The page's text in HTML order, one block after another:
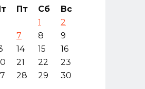
Пт Сб
Вс
1
2
7 8
9
14 15
16
21 22
23
28 29
30